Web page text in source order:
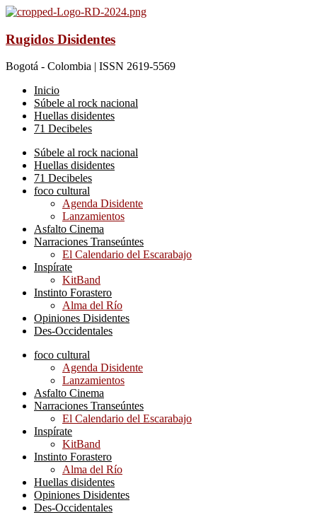
Rugidos Disidentes
Bogotá - Colombia | ISSN 2619-5569
Inicio
Súbele al rock nacional
Huellas disidentes
71 Decibeles
Súbele al rock nacional
Huellas disidentes
71 Decibeles
foco cultural
Agenda Disidente
Lanzamientos
Asfalto Cinema
Narraciones Transeúntes
El Calendario del Escarabajo
Inspírate
KitBand
Instinto Forastero
Alma del Río
Opiniones Disidentes
Des-Occidentales
foco cultural
Agenda Disidente
Lanzamientos
Asfalto Cinema
Narraciones Transeúntes
El Calendario del Escarabajo
Inspírate
KitBand
Instinto Forastero
Alma del Río
Huellas disidentes
Opiniones Disidentes
Des-Occidentales